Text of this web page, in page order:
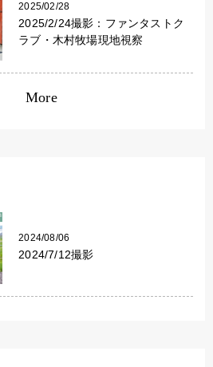
2025/02/28
2025/2/24撮影：ファンタストク
ラブ・木村牧場現地視察
More
2024/08/06
2024/7/12撮影